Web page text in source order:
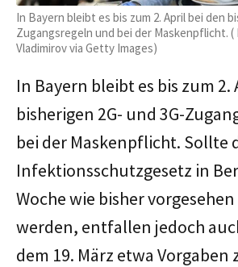
In Bayern bleibt es bis zum 2. April bei den
Zugangsregeln und bei der Maskenpflicht.
Vladimirov via Getty Images)
In Bayern bleibt es bis zum 2.
bisherigen 2G- und 3G-
bei der Maskenpflicht. Sollte
Infektionsschutzgesetz in
Woche wie bisher
werden, entfallen jedoch
dem 19. März etwa Vorgaben